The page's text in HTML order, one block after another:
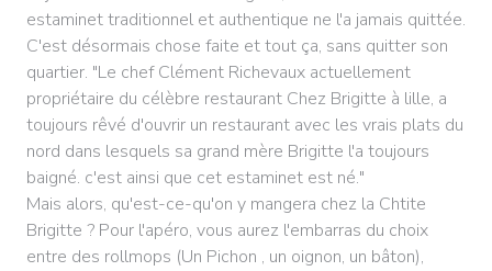
estaminet traditionnel et authentique ne l'a jamais quittée.
C'est désormais chose faite et tout ça, sans quitter son
quartier. "Le chef Clément Richevaux actuellement
propriétaire du célèbre restaurant Chez Brigitte à lille, a
toujours rêvé d'ouvrir un restaurant avec les vrais plats du
nord dans lesquels sa grand mère Brigitte l'a toujours
baigné. c'est ainsi que cet estaminet est né."
Mais alors, qu'est-ce-qu'on y mangera chez la Chtite
Brigitte ? Pour l'apéro, vous aurez l'embarras du choix
entre des rollmops (Un Pichon , un oignon, un bâton),